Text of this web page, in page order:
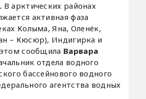
В арктических районах
активная фаза
Колыма, Яна, Оленёк,
– Кюсюр), Индигирка и
сообщила Варвара
отдела водного
бассейнового водного
агентства водных